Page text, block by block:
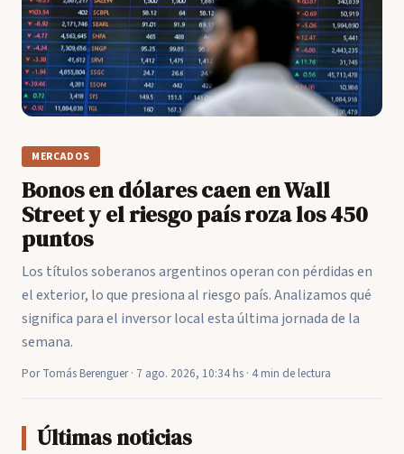
MERCADOS
Bonos en dólares caen en Wall
Street y el riesgo país roza los 450
puntos
Los títulos soberanos argentinos operan con pérdidas en
el exterior, lo que presiona al riesgo país. Analizamos qué
significa para el inversor local esta última jornada de la
semana.
Por Tomás Berenguer · 7 ago. 2026, 10:34 hs · 4 min de lectura
Últimas noticias